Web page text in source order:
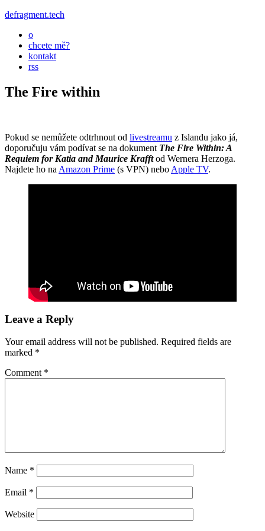
defragment.tech
o
chcete mě?
kontakt
rss
The Fire within
Pokud se nemůžete odtrhnout od livestreamu z Islandu jako já,
doporučuju vám podívat se na dokument The Fire Within: A
Requiem for Katia and Maurice Krafftod Wernera Herzoga.
Najdete ho na Amazon Prime (s VPN) nebo Apple TV.
Leave a Reply
Your email address will not be published. Required fields are
marked *
Comment *
Name *
Email *
Website